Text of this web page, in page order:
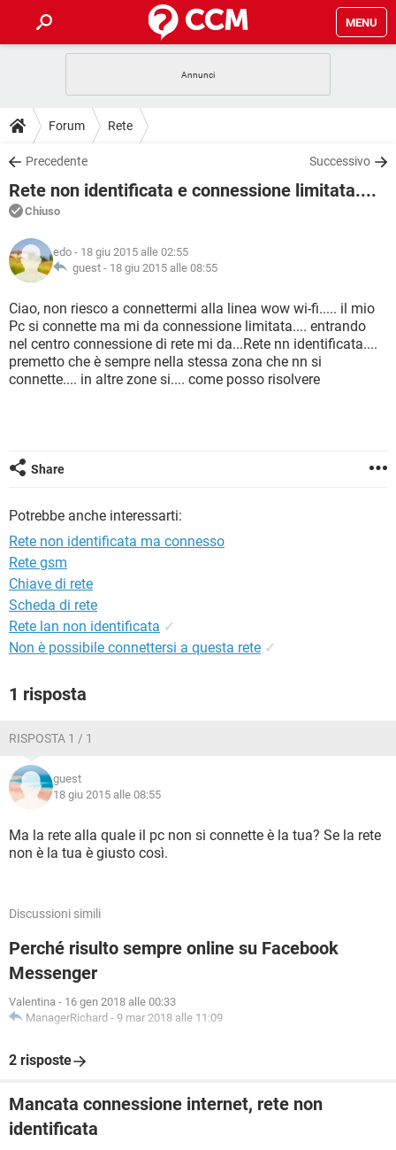
MENU
INTRATTENIMENTO
iOS
INSTAGRAM WHATSAPP
TIKTOK
HARDWARE
GUIDE
COVID-19
iOS
INSTAGRAM
TIKTOK FACEBOOK
DOWNLOAD
COVID-19 GAMING
INTRATTENIMENTO
iOS
INSTAGRAM
TIKTOK FACEBOOK
HARDWARE
FORUM
COVID-19
INTRATTENIMENTO ANDROID
INSTAGRAM WHATSAPP
TIKTOK FACEBOOK
HARDWARE
GLOSSARIO
COVID-19
INTRATTENIMENTO ANDROID
iOS WINDOWS 10
INSTAGRAM
Forum Rete
Precedente Successivo
Rete non identificata e connessione limitata....
Chiuso
edo - 18 giu 2015 alle 02:55
guest - 18 giu 2015 alle 08:55
Ciao, non riesco a connettermi alla linea wow wi-fi..... il mio
Pc si connette ma mi da connessione limitata.... entrando
nel centro connessione di rete mi da...Rete nn identificata....
premetto che è sempre nella stessa zona che nn si
connette.... in altre zone si.... come posso risolvere
Share
Potrebbe anche interessarti:
Rete non identificata ma connesso
Rete gsm
Chiave di rete
Scheda di rete
Rete lan non identificata ✓
Non è possibile connettersi a questa rete ✓
1 risposta
RISPOSTA 1 / 1
guest
18 giu 2015 alle 08:55
Ma la rete alla quale il pc non si connette è la tua? Se la rete
non è la tua è giusto così.
Discussioni simili
Perché risulto sempre online su Facebook
Messenger
Valentina - 16 gen 2018 alle 00:33
ManagerRichard - 9 mar 2018 alle 11:09
2 risposte
Mancata connessione internet, rete non
identificata